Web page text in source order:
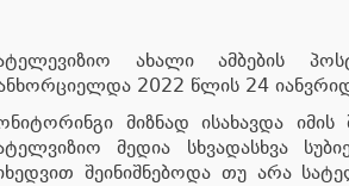
ახალი ამბების
2022 წლის 24
მიზნად ისახავდა
მედია სხვადასხვა
შეინიშნებოდა თუ არა